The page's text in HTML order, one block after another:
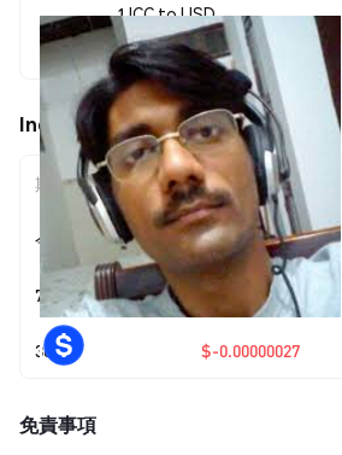
1 ICC to USD
$0.00000877
Indian Call Center (ICC) の価格変動
期間 金額変動
今日 +$0.00000016
7日 +$0.00000047
30日 $-0.00000027
免責事項